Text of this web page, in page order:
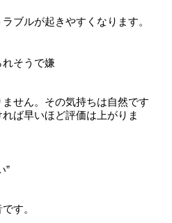
ブルが起きやすくなります。
そうで嫌
せん。その気持ちは自然です
ば早いほど評価は上がりま
”
す。